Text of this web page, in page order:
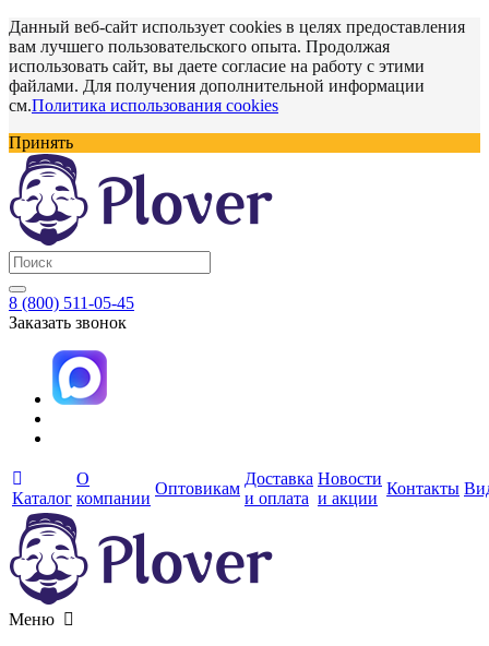
Данный веб-сайт использует cookies в целях предоставления
вам лучшего пользовательского опыта. Продолжая
использовать сайт, вы даете согласие на работу с этими
файлами. Для получения дополнительной информации
см.Политика использования cookies
Принять
8 (800) 511-05-45
Заказать звонок
Каталог
О
компании
Оптовикам
Доставка
и оплата
Новости
и акции
Контакты
Меню